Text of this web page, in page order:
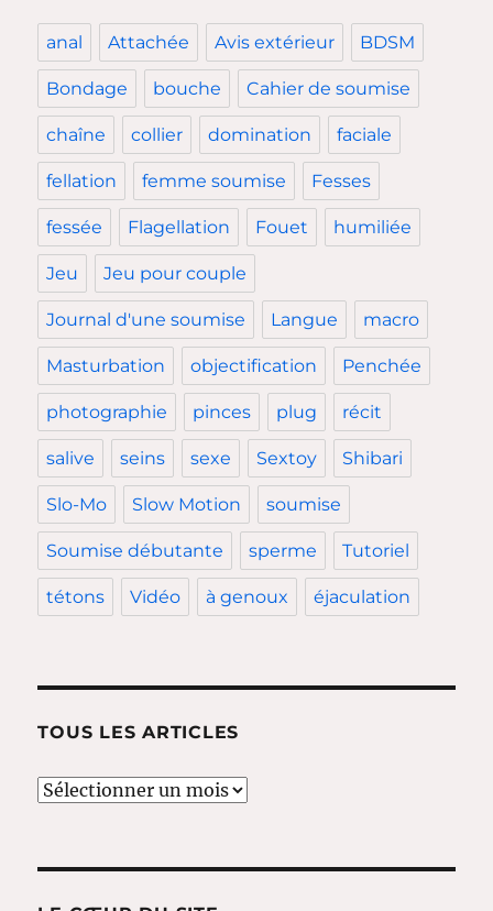
anal Attachée Avis extérieur BDSM
Bondage bouche Cahier de soumise
chaîne collier domination faciale
fellation femme soumise Fesses
fessée Flagellation Fouet humiliée
Jeu Jeu pour couple
Journal d'une soumise Langue macro
Masturbation objectification Penchée
photographie pinces plug récit
salive seins sexe Sextoy Shibari
Slo-Mo Slow Motion soumise
Soumise débutante sperme Tutoriel
tétons Vidéo à genoux éjaculation
TOUS LES ARTICLES
Tous